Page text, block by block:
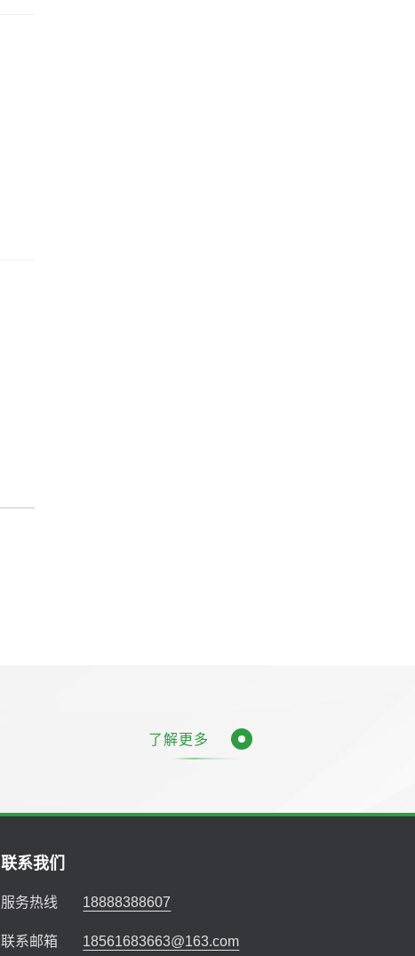
了解更多
联系我们
服务热线 18888388607
联系邮箱 18561683663@163.com